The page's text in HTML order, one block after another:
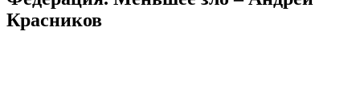
Красников